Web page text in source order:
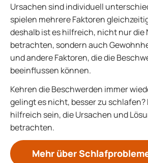
Ursachen sind individuell
spielen mehrere Faktoren
deshalb ist es hilfreich, nicht nur die
betrachten, sondern auch
und andere Faktoren, die die
beeinflussen können.
Kehren die Beschwerden immer
gelingt es nicht, besser zu schlafen?
hilfreich sein, die Ursachen und
betrachten.
Mehr über